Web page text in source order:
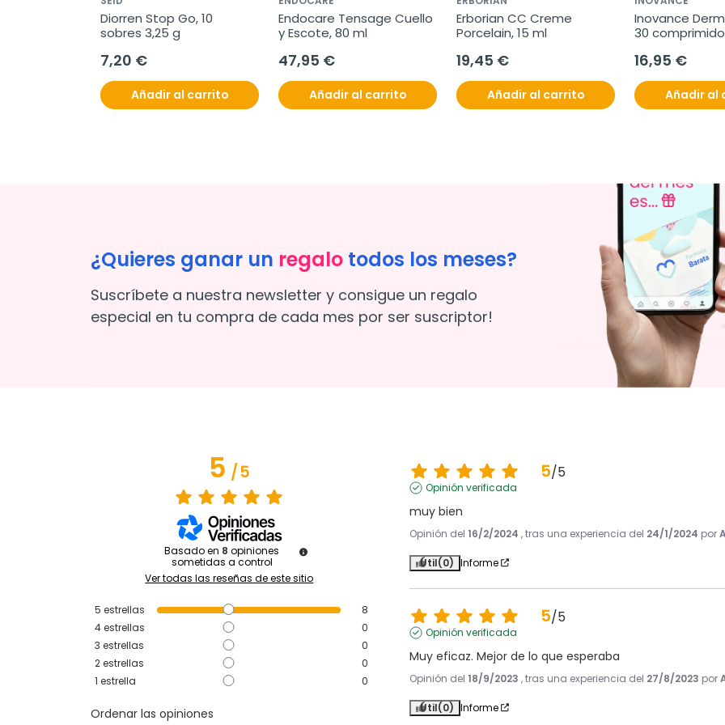
Diorren Stop Go, 10
sobres 3,25 g
7,20 €
Añadir al carrito
Endocare Tensage Cuello
y Escote, 80 ml
47,95 €
Añadir al carrito
Erborian CC Creme
Porcelain, 15 ml
19,45 €
Añadir al carrito
Inovance
30
16,95 €
Añadir al
¿Quieres ganar un regalo todos los meses?
Suscríbete a nuestra newsletter y consigue un regalo
especial en tu compra de cada mes por ser suscriptor!
5/5
Basado en 8 opiniones
sometidas a control
Ver todas las reseñas de este sitio
5 estrellas
8
4estrellas
0
3 estrellas
0
2estrellas
0
1 estrella 0
Ordenar las opiniones
5/5
Opinión verificada
muy bien
Opinión del 16/2/2024 , tras una experiencia del 24/1/2024 por
Útil(0) Informe
5/5
Opinión verificada
Muy eficaz. Mejor de lo que esperaba
Opinión del 18/9/2023 , tras una experiencia del 27/8/2023 por
Útil(0) Informe